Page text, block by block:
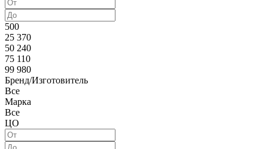
По популярности
500
25 370
50 240
75 110
99 980
Бренд/Изготовитель
Все
Марка
Все
ЦО